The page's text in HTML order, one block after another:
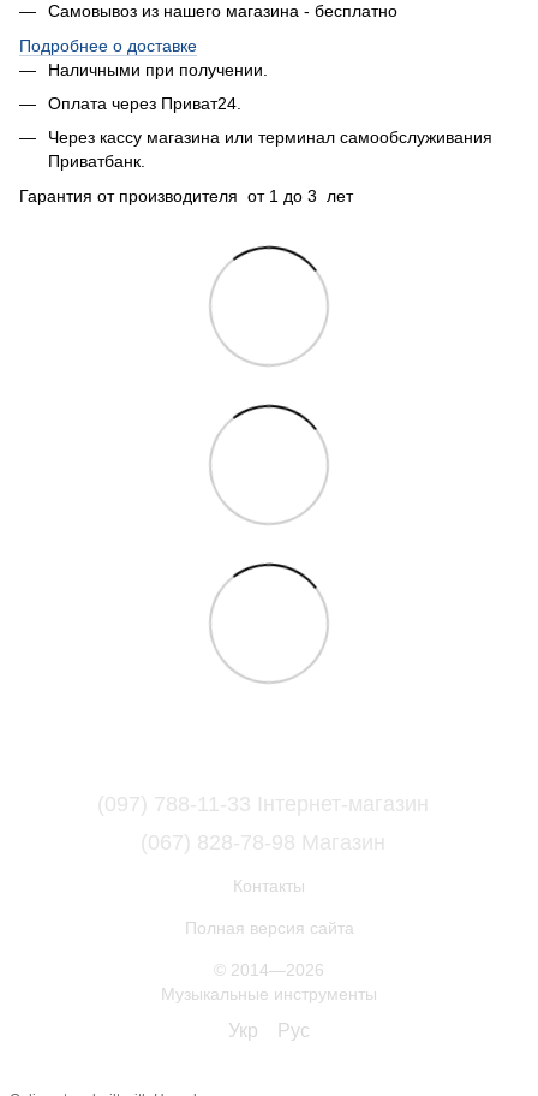
Самовывоз из нашего магазина - бесплатно
Подробнее о доставке
Наличными при получении.
Оплата через Приват24.
Через кассу магазина или терминал самообслуживания
Приватбанк.
Гарантия от производителя от 1 до 3 лет
(097) 788-11-33 Інтернет-магазин
(067) 828-78-98 Магазин
Контакты
Полная версия сайта
© 2014—2026
Музыкальные инструменты
Укр Рус